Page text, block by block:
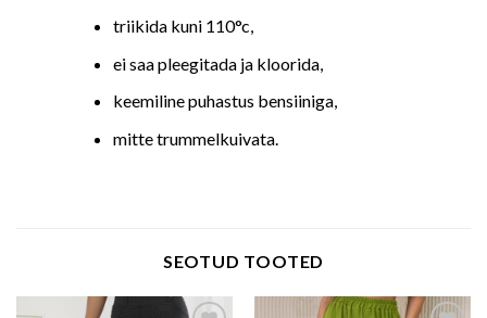
triikida kuni 110°c,
ei saa pleegitada ja kloorida,
keemiline puhastus bensiiniga,
mitte trummelkuivata.
SEOTUD TOOTED